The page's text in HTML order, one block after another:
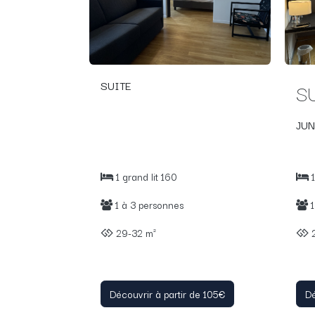
SUITE
1 grand lit 160
1 à 3 personnes
29-32 m²
Découvrir à partir de 105€